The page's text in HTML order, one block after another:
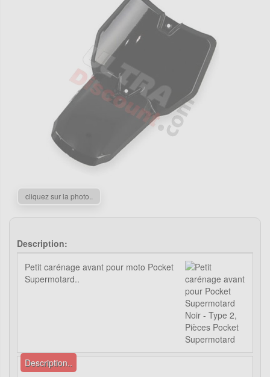
cliquez sur la photo..
Description:
Petit carénage avant pour moto Pocket
Supermotard..
Description..